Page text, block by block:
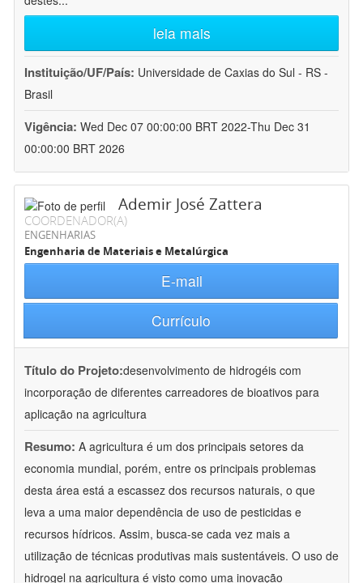
leia mais
Instituição/UF/País: Universidade de Caxias do Sul - RS -
Brasil
Vigência: Wed Dec 07 00:00:00 BRT 2022-Thu Dec 31
00:00:00 BRT 2026
Ademir José Zattera
COORDENADOR(A)
ENGENHARIAS
Engenharia de Materiais e Metalúrgica
E-mail
Currículo
Título do Projeto:desenvolvimento de hidrogéis com
incorporação de diferentes carreadores de bioativos para
aplicação na agricultura
Resumo: A agricultura é um dos principais setores da
economia mundial, porém, entre os principais problemas
desta área está a escassez dos recursos naturais, o que
leva a uma maior dependência de uso de pesticidas e
recursos hídricos. Assim, busca-se cada vez mais a
utilização de técnicas produtivas mais sustentáveis. O uso de
hidrogel na agricultura é visto como uma inovação